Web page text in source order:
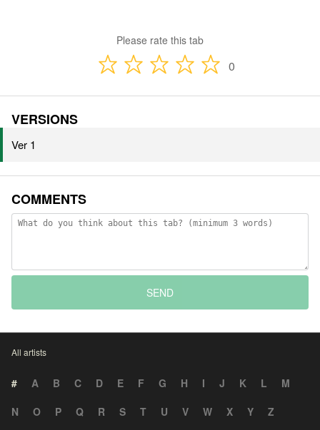
Please rate this tab
0
VERSIONS
Ver 1
COMMENTS
SEND
All artists
# A B C D E F G H I J K L
M
N
O P Q R S T U V W X Y Z